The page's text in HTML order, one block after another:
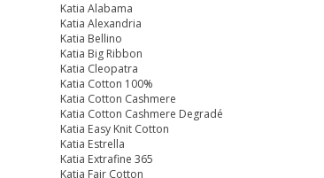
Katia Alabama
Katia Alexandria
Katia Bellino
Katia Big Ribbon
Katia Cleopatra
Katia Cotton 100%
Katia Cotton Cashmere
Katia Cotton Cashmere Degradé
Katia Easy Knit Cotton
Katia Estrella
Katia Extrafine 365
Katia Fair Cotton